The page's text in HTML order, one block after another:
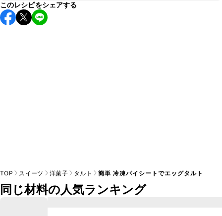
保存期間は冷蔵で翌日中が目安です。なるべくお早めにお召
し上がりください。
このレシピをシェアする
TOP スイーツ 洋菓子 タルト 簡単 冷凍パイシートでエッグタルト
同じ材料の人気ランキング